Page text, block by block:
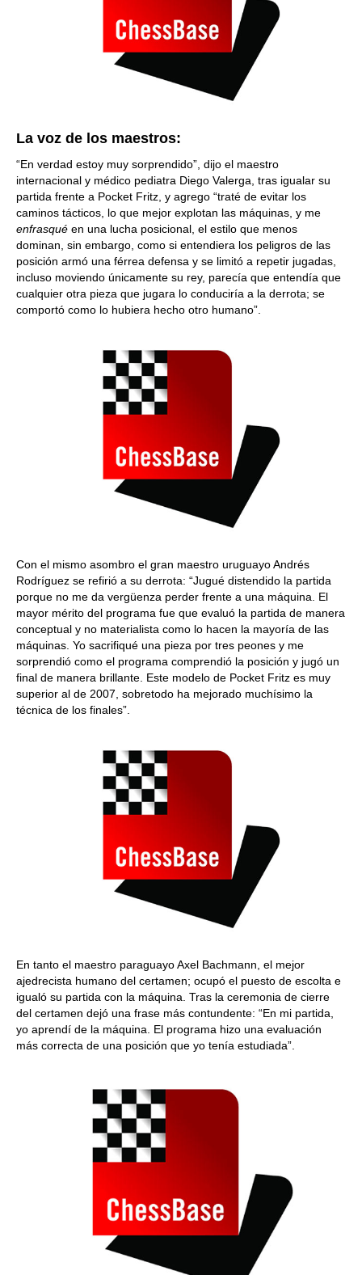
La voz de los maestros:
“En verdad estoy muy sorprendido”, dijo el maestro
internacional y médico pediatra Diego Valerga, tras igualar su
partida frente a Pocket Fritz, y agrego “traté de evitar los
caminos tácticos, lo que mejor explotan las máquinas, y me
enfrasqué en una lucha posicional, el estilo que menos
dominan, sin embargo, como si entendiera los peligros de las
posición armó una férrea defensa y se limitó a repetir jugadas,
incluso moviendo únicamente su rey, parecía que entendía que
cualquier otra pieza que jugara lo conduciría a la derrota; se
comportó como lo hubiera hecho otro humano”.
Con el mismo asombro el gran maestro uruguayo Andrés
Rodríguez se refirió a su derrota: “Jugué distendido la partida
porque no me da vergüenza perder frente a una máquina. El
mayor mérito del programa fue que evaluó la partida de manera
conceptual y no materialista como lo hacen la mayoría de las
máquinas. Yo sacrifiqué una pieza por tres peones y me
sorprendió como el programa comprendió la posición y jugó un
final de manera brillante. Este modelo de Pocket Fritz es muy
superior al de 2007, sobretodo ha mejorado muchísimo la
técnica de los finales”.
En tanto el maestro paraguayo Axel Bachmann, el mejor
ajedrecista humano del certamen; ocupó el puesto de escolta e
igualó su partida con la máquina. Tras la ceremonia de cierre
del certamen dejó una frase más contundente: “En mi partida,
yo aprendí de la máquina. El programa hizo una evaluación
más correcta de una posición que yo tenía estudiada”.